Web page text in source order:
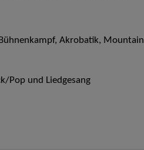
Akrobatik,
Pop und Liedgesang